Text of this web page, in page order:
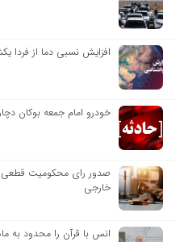
افزایش نسبی دما از فردا
خودرو امام جمعه بوکان
صدور رای محکومیت قطعی
خارجی
انس با قرآن را محدود به